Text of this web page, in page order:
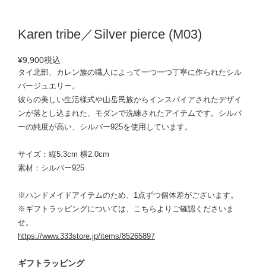
Karen tribe／Silver pierce (M03)
¥9,900税込
タイ北部、カレン族の職人によって一つ一つ丁寧に作られたシル
バージュエリー。
彼らの美しい生活様式や山岳民族からインスパイアされたデザイ
ンが落とし込まれた、モダンで洗練されたアイテムです。シルバ
ーの純度が高い、シルバー925を使用しています。
サイズ：縦5.3cm 横2.0cm
素材：シルバー925
※ハンドメイドアイテムのため、1点ずつ個体差がございます。
※ギフトラッピングについては、こちらよりご確認くださいま
せ。
https://www.333store.jp/items/85265897
ギフトラッピング